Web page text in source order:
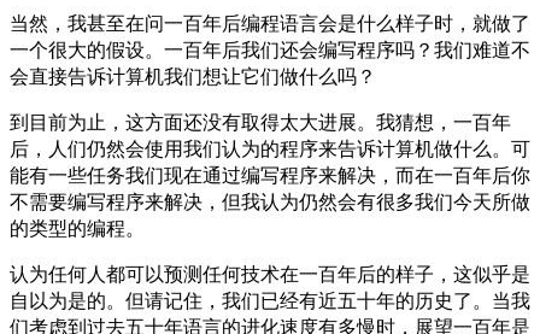
当然，我甚至在问一百年后编程语言会是什么样子时，就做了
一个很大的假设。一百年后我们还会编写程序吗？我们难道不
会直接告诉计算机我们想让它们做什么吗？
到目前为止，这方面还没有取得太大进展。我猜想，一百年
后，人们仍然会使用我们认为的程序来告诉计算机做什么。可
能有一些任务我们现在通过编写程序来解决，而在一百年后你
不需要编写程序来解决，但我认为仍然会有很多我们今天所做
的类型的编程。
认为任何人都可以预测任何技术在一百年后的样子，这似乎是
自以为是的。但请记住，我们已经有近五十年的历史了。当我
们考虑到过去五十年语言的进化速度有多慢时，展望一百年是